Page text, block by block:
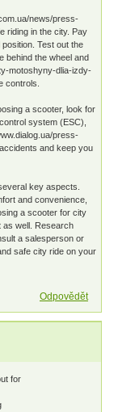
news/press-
riding in the city. Pay
Test out the
behind the wheel and
motoshyny-dlia-izdy-
controls.
a scooter, look for
system (ESC),
press-
and keep you
key aspects.
and convenience,
a scooter for city
as well. Research
a salesperson or
safe city ride on your
Odpovědět
for